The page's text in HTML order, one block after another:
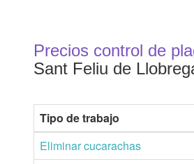
Precios control de
Sant Feliu de
Tipo de trabajo
Eliminar cucarachas